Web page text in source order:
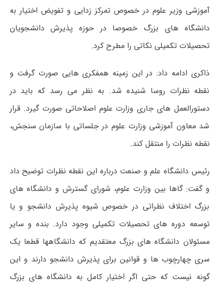
آموزشی وزیر علوم در خصوص تمرکز زدایی و تفویض اختیار به
دانشگاه های بزرگ خصوصا در حوزه پذیرش دانشجویان
تحصیلات تکمیلی نکاتی را مطرح کرد.
ذاکری ادامه داد: در این زمینه همفکری هایی صورت گرفت و
نقطه نظرات روسا شنیده شد. به نظر می رسد که باید در
دستورالعمل های جاری وزارت علوم اصلاحاتی صورت گیرد. قرار
شد معاون آموزشی وزارت علوم در جلساتی با سازمان سنجش،
نقطه نظرات را منتقل کند.
رئیس دانشگاه علم و صنعت درباره این نقطه نظرات توضیح داد
و گفت: گاها بین وزارت علوم، شورای گسترش و دانشگاه های
بزرگ اختلاف نظراتی در خصوص شیوه پذیرش دانشجو و یا
توسعه دوره های تحصیلات تکمیلی وجود دارد. بنده و سایر
مسئولان دانشگاه های بزرگ معتقدیم که دانشگاهها قطعا یک
سری چهارچوب ها و قوانین برای پذیرش دانشجو دارند و این
گونه نیست که حتی اگر اختیار کامل به دانشگاه های بزرگ